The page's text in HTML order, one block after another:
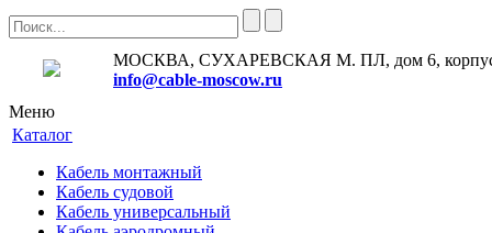
МОСКВА, СУХАРЕВСКАЯ М. ПЛ, дом 6,
info@cable-moscow.ru
Меню
Каталог
Кабель монтажный
Кабель судовой
Кабель универсальный